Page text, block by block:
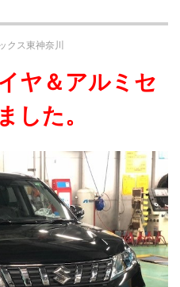
クス東神奈川
ヤ＆アルミセ
した。